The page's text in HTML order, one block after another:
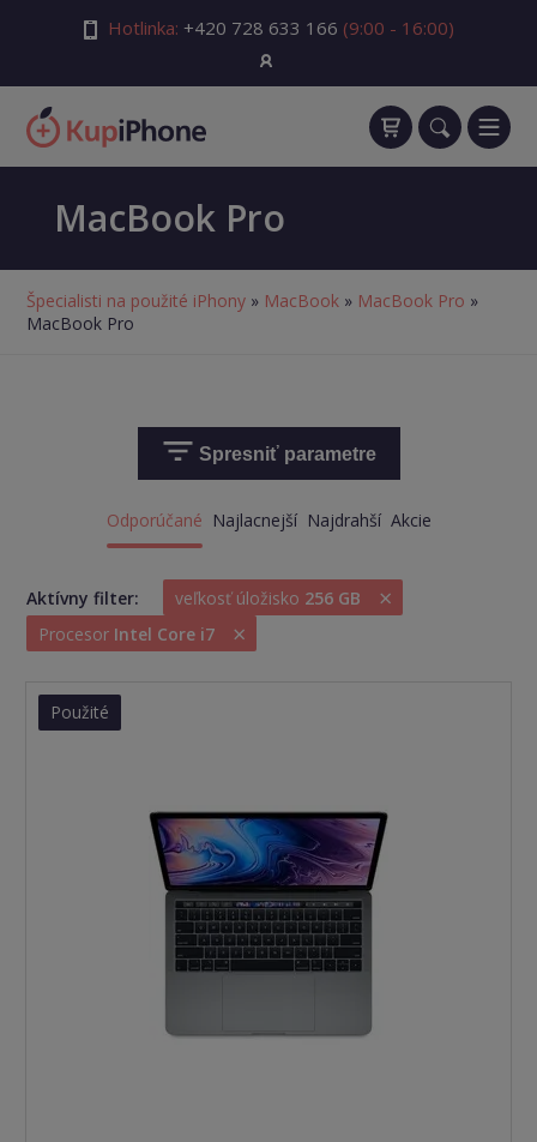
Hotlinka: +420 728 633 166 (9:00 - 16:00)
MacBook Pro
Špecialisti na použité iPhony » MacBook » MacBook Pro »
MacBook Pro
Spresniť parametre
Odporúčané Najlacnejší Najdrahší Akcie
Aktívny filter: veľkosť úložisko 256 GB ×
Procesor Intel Core i7 ×
Použité